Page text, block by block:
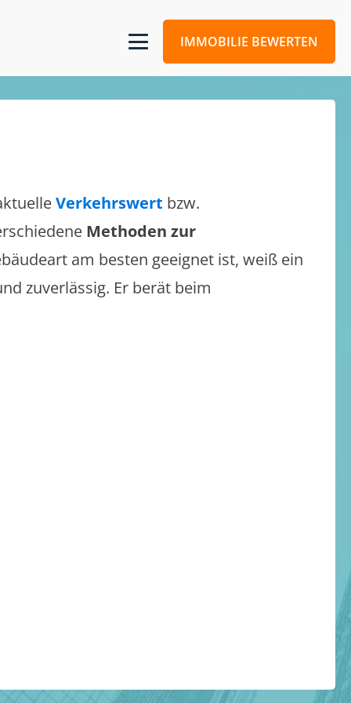
IMMOBILIE BEWERTEN
Verkehrswert bzw.
Methoden zur
am besten geeignet ist, weiß ein
zuverlässig. Er berät beim